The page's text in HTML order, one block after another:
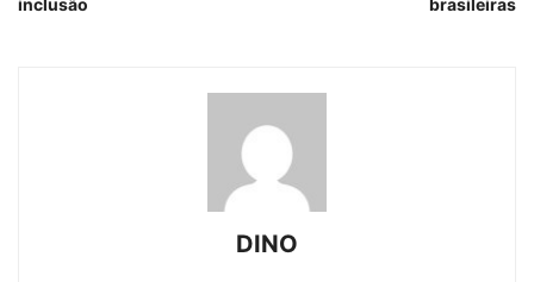
inclusão
brasileiras
DINO